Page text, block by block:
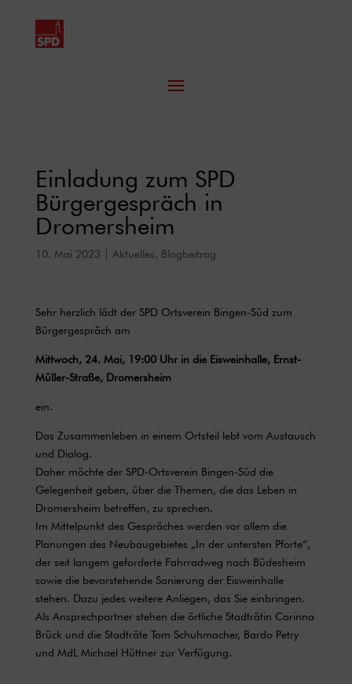
Einladung zum SPD
Bürgergespräch in
Dromersheim
10. Mai 2023 Aktuelles, Blogbeitrag
Sehr herzlich lädt der SPD Ortsverein Bingen-Süd zum
Bürgergespräch am
Mittwoch, 24. Mai, 19:00 Uhr in die Eisweinhalle, Ernst-
Müller-Straße, Dromersheim
ein.
Das Zusammenleben in einem Ortsteil lebt vom Austausch
und Dialog.
Daher möchte der SPD-Ortsverein Bingen-Süd die
Gelegenheit geben, über die Themen, die das Leben in
Dromersheim betreffen, zu sprechen.
Im Mittelpunkt des Gespräches werden vor allem die
Planungen des Neubaugebietes „In der untersten Pforte“,
der seit langem geforderte Fahrradweg nach Büdesheim
sowie die bevorstehende Sanierung der Eisweinhalle
stehen. Dazu jedes weitere Anliegen, das Sie einbringen.
Als Ansprechpartner stehen die örtliche Stadträtin Corinna
Brück und die Stadträte Tom Schuhmacher, Bardo Petry
und MdL Michael Hüttner zur Verfügung.